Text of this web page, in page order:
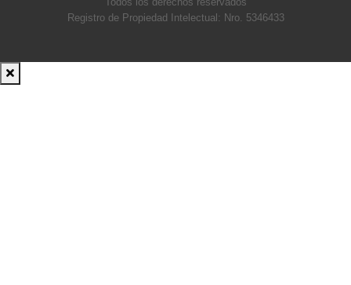
Registro de Propiedad Intelectual: Nro. 5346433